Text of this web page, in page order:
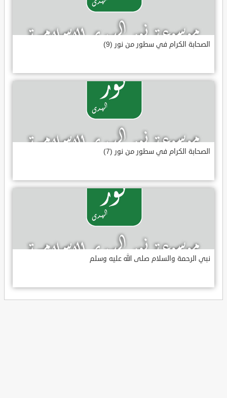
الصحابة الكرام في سطور من نور (9)
الصحابة الكرام في سطور من نور (7)
نبي الرحمة والسلام صلى الله عليه وسلم